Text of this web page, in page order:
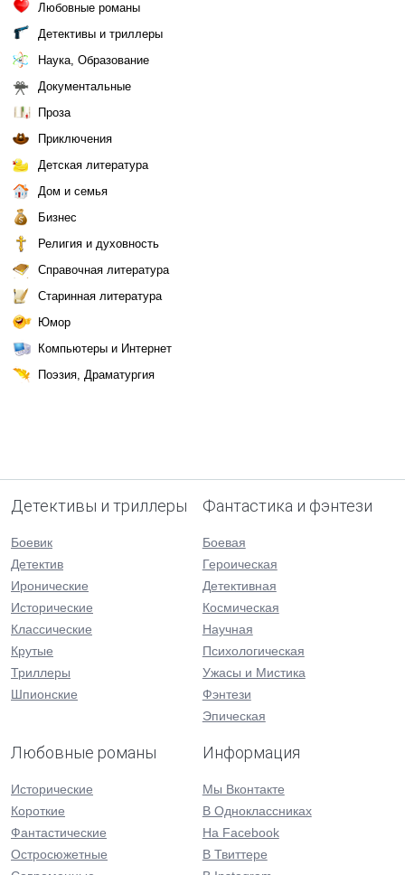
Любовные романы
Детективы и триллеры
Наука, Образование
Документальные
Проза
Приключения
Детская литература
Дом и семья
Бизнес
Религия и духовность
Справочная литература
Старинная литература
Юмор
Компьютеры и Интернет
Поэзия, Драматургия
Детективы и триллеры
Боевик
Детектив
Иронические
Исторические
Классические
Крутые
Триллеры
Шпионские
Фантастика и фэнтези
Боевая
Героическая
Детективная
Космическая
Научная
Психологическая
Ужасы и Мистика
Фэнтези
Эпическая
Любовные романы
Исторические
Короткие
Фантастические
Остросюжетные
Информация
Мы Вконтакте
В Одноклассниках
На Facebook
В Твиттере